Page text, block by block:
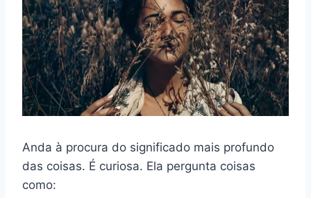
Anda à procura do significado mais profundo
das coisas. É curiosa. Ela pergunta coisas
como: